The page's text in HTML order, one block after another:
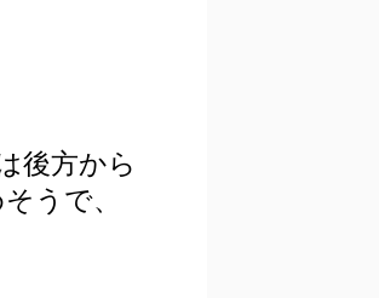
後方から
うで、